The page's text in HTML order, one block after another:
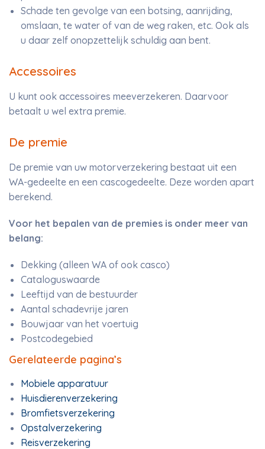
Schade ten gevolge van een botsing, aanrijding,
omslaan, te water of van de weg raken, etc. Ook als
u daar zelf onopzettelijk schuldig aan bent.
Accessoires
U kunt ook accessoires meeverzekeren. Daarvoor
betaalt u wel extra premie.
De premie
De premie van uw motorverzekering bestaat uit een
WA-gedeelte en een cascogedeelte. Deze worden apart
berekend.
Voor het bepalen van de premies is onder meer van
belang:
Dekking (alleen WA of ook casco)
Cataloguswaarde
Leeftijd van de bestuurder
Aantal schadevrije jaren
Bouwjaar van het voertuig
Postcodegebied
Gerelateerde pagina’s
Mobiele apparatuur
Huisdierenverzekering
Bromfietsverzekering
Opstalverzekering
Reisverzekering